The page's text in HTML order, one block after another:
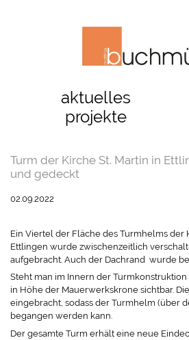
aktuelles
projekte
Turm der Kirche St. Martin in
und gedeckt
02.09.2022
Ein Viertel der Fläche des Turmhelms der
Ettlingen wurde zwischenzeitlich
aufgebracht. Auch der Dachrand wurde
Steht man im Innern der
in Höhe der Mauerwerkskrone sichtbar.
eingebracht, sodass der Turmhelm (über
begangen werden kann.
Der gesamte Turm erhält eine neue